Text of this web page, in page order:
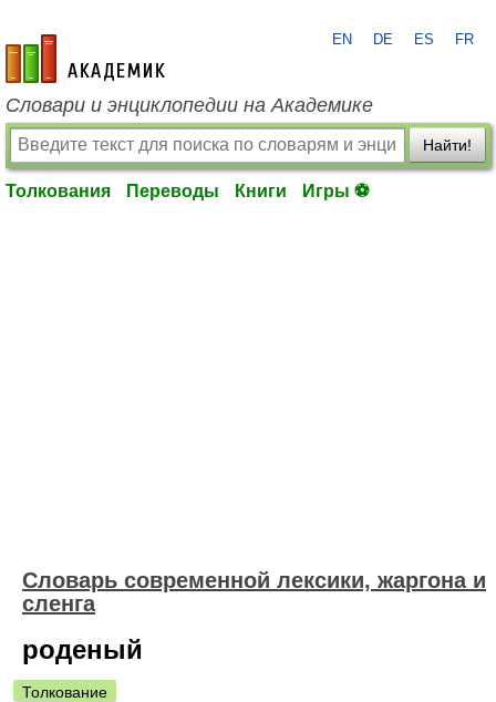
academic.ru
EN DE ES FR
Словари и энциклопедии на Академике
Найти!
Толкования Переводы Книги Игры ⚽
Cловарь современной лексики, жаргона и
сленга
роденый
Толкование